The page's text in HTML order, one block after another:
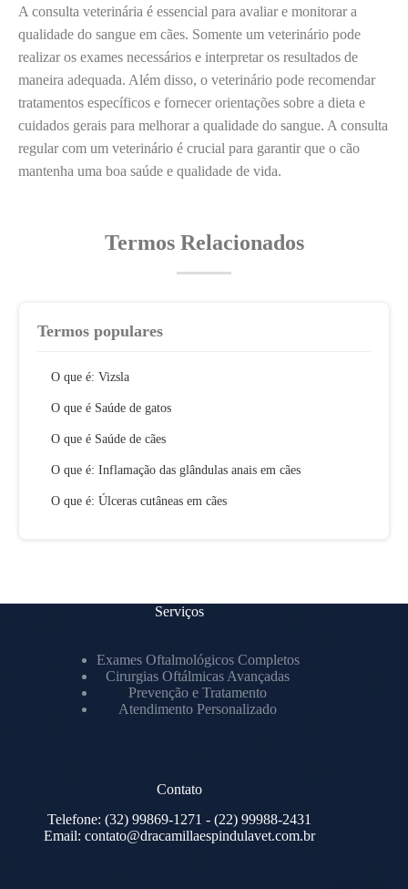
A consulta veterinária é essencial para avaliar e monitorar a
qualidade do sangue em cães. Somente um veterinário pode
realizar os exames necessários e interpretar os resultados de
maneira adequada. Além disso, o veterinário pode recomendar
tratamentos específicos e fornecer orientações sobre a dieta e
cuidados gerais para melhorar a qualidade do sangue. A consulta
regular com um veterinário é crucial para garantir que o cão
mantenha uma boa saúde e qualidade de vida.
Termos Relacionados
Termos populares
O que é: Vizsla
O que é Saúde de gatos
O que é Saúde de cães
O que é: Inflamação das glândulas anais em cães
O que é: Úlceras cutâneas em cães
Serviços
Exames Oftalmológicos Completos
Cirurgias Oftálmicas Avançadas
Prevenção e Tratamento
Atendimento Personalizado
Contato
Telefone: (32) 99869-1271 - (22) 99988-2431
Email:contato@dracamillaespindulavet.com.br